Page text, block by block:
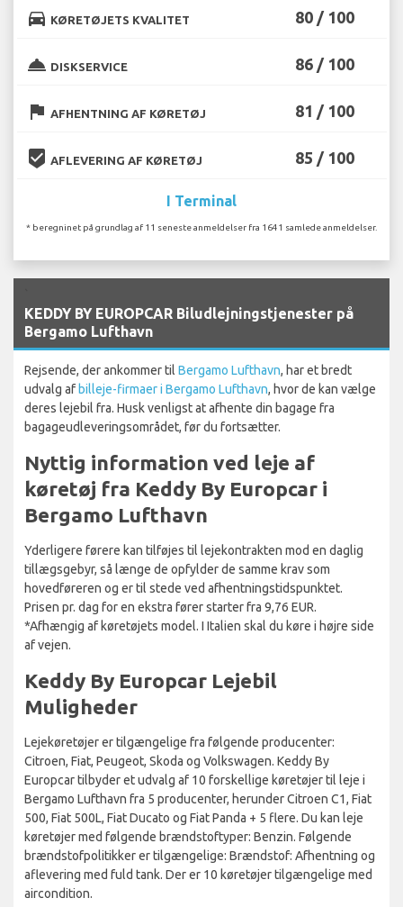
directions_car KØRETØJETS KVALITET 80 / 100
room_service DISKSERVICE 86 / 100
flag AFHENTNING AF KØRETØJ 81 / 100
beenhere AFLEVERING AF KØRETØJ 85 / 100
I Terminal
* beregninet på grundlag af 11 seneste anmeldelser fra 1641 samlede anmeldelser.
KEDDY BY EUROPCAR Biludlejningstjenester på
Bergamo Lufthavn
Rejsende, der ankommer til Bergamo Lufthavn, har et bredt
udvalg afbilleje-firmaer i Bergamo Lufthavn, hvor de kan vælge
deres lejebil fra. Husk venligst at afhente din bagage fra
bagageudleveringsområdet, før du fortsætter.
Nyttig information ved leje af
køretøj fra Keddy By Europcar i
Bergamo Lufthavn
Yderligere førere kan tilføjes til lejekontrakten mod en daglig
tillægsgebyr, så længe de opfylder de samme krav som
hovedføreren og er til stede ved afhentningstidspunktet.
Prisen pr. dag for en ekstra fører starter fra 9,76 EUR.
*Afhængig af køretøjets model. I Italien skal du køre i højre side
af vejen.
Keddy By Europcar Lejebil
Muligheder
Lejekøretøjer er tilgængelige fra følgende producenter:
Citroen, Fiat, Peugeot, Skoda og Volkswagen. Keddy By
Europcar tilbyder et udvalg af 10 forskellige køretøjer til leje i
Bergamo Lufthavn fra 5 producenter, herunder Citroen C1, Fiat
500, Fiat 500L, Fiat Ducato og Fiat Panda + 5 flere. Du kan leje
køretøjer med følgende brændstoftyper: Benzin. Følgende
brændstofpolitikker er tilgængelige: Brændstof: Afhentning og
aflevering med fuld tank. Der er 10 køretøjer tilgængelige med
aircondition.